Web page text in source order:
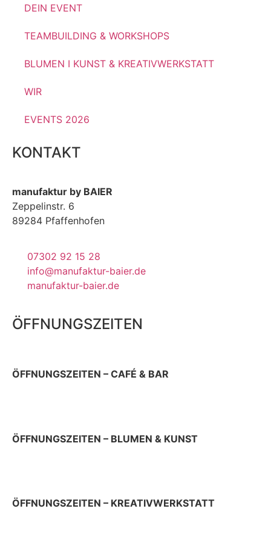
DEIN EVENT
TEAMBUILDING & WORKSHOPS
BLUMEN I KUNST & KREATIVWERKSTATT
WIR
EVENTS 2026
KONTAKT
manufaktur by BAIER
Zeppelinstr. 6
89284 Pfaffenhofen
07302 92 15 28
info@manufaktur-baier.de
manufaktur-baier.de
ÖFFNUNGSZEITEN
ÖFFNUNGSZEITEN – CAFÉ & BAR
ÖFFNUNGSZEITEN – BLUMEN & KUNST
ÖFFNUNGSZEITEN – KREATIVWERKSTATT